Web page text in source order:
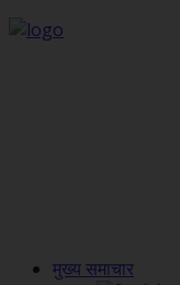
मुख्य समाचार